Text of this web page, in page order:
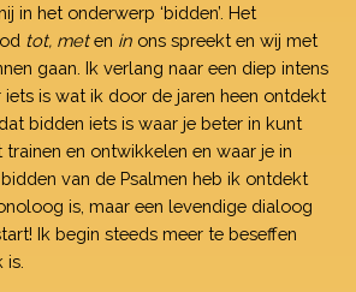
in het onderwerp ‘bidden’. Het
tot, meten in ons spreekt en wij met
gaan. Ik verlang naar een diep intens
iets is wat ik door de jaren heen ontdekt
bidden iets is waar je beter in kunt
en ontwikkelen en waar je in
van de Psalmen heb ik ontdekt
is, maar een levendige dialoog
Ik begin steeds meer te beseffen